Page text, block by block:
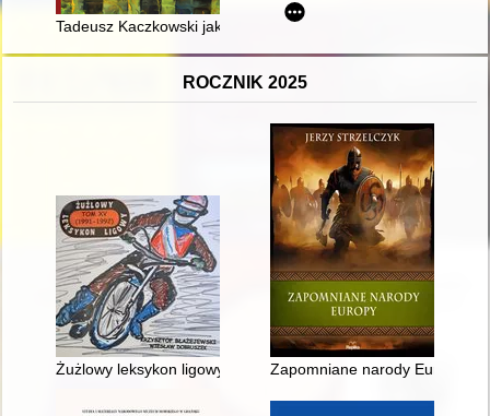
Tadeusz Kaczkowski jakiego nie znacie : przywrócona pamięć
ROCZNIK 2025
Żużlowy leksykon ligowy. T. 15, Zapomniane narody Europy